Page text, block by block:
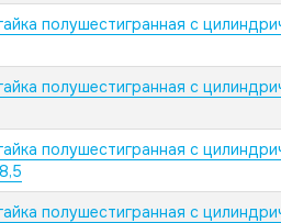
полушестигранная с
полушестигранная с
полушестигранная с
полушестигранная с